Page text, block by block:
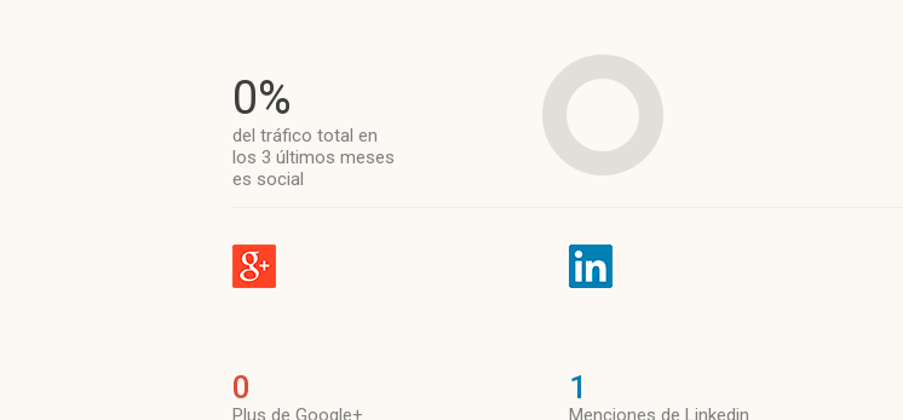
0%
del tráfico total en
los 3 últimos meses
es social
0
Plus de Google+
1
Menciones de Linkedin